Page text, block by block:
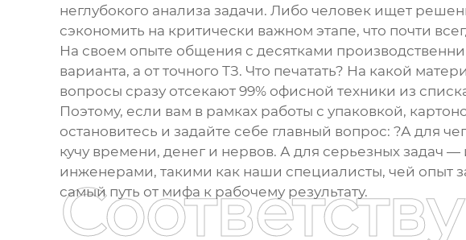
неглубокого анализа задачи. Либо человек ищет
сэкономить на критически важном этапе, что почти
На своем опыте общения с десятками
варианта, а от точного ТЗ. Что печатать? На какой
вопросы сразу отсекают 99% офисной техники из
Поэтому, если вам в рамках работы с упаковкой,
остановитесь и задайте себе главный вопрос: ?А для
кучу времени, денег и нервов. А для серьезных задач
инженерами, такими как наши специалисты, чей опыт
самый путь от мифа к рабочему результату.